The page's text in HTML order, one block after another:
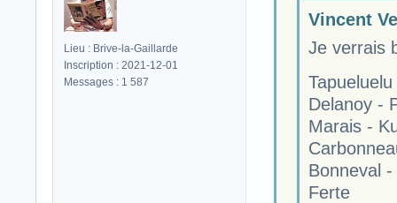
Lieu : Brive-la-Gaillarde
Inscription : 2021-12-01
Messages : 1 587
Vincent
Je verrais
Delanoy -
Marais -
Bonneval
Ferte